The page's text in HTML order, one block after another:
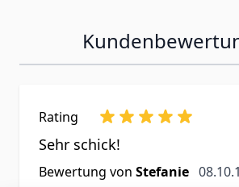
Rating
Sehr schick!
Bewertung von Stefanie 8.